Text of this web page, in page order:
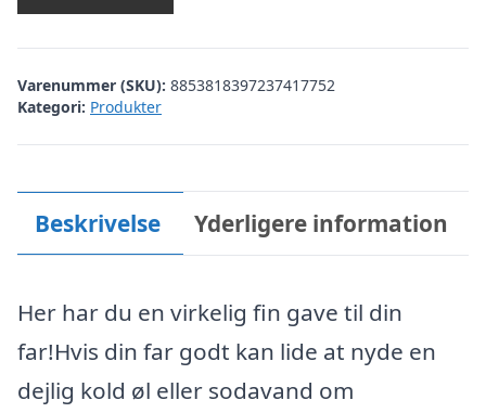
Varenummer (SKU): 8853818397237417752
Kategori: Produkter
Beskrivelse Yderligere information
Her har du en virkelig fin gave til din
far!Hvis din far godt kan lide at nyde en
dejlig kold øl eller sodavand om